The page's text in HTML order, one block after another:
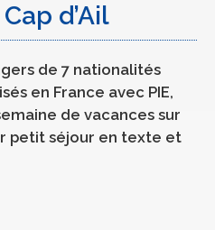
d’Ail
de 7 nationalités
en France avec PIE,
de vacances sur
petit séjour en texte et